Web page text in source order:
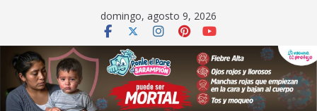
contenido
domingo, agosto 9, 2026